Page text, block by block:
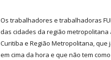
Os trabalhadores e trabalhadoras
das cidades da região metropolitana
Curitiba e Região Metropolitana,
em cima da hora e que não tem